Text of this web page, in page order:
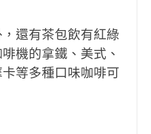
還有茶包飲有紅綠
機的拿鐵、美式、
等多種口味咖啡可